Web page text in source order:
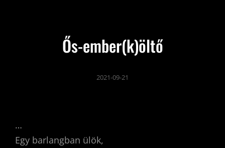
Ős-ember(k)öltő
2021-09-21
…
Egy barlangban ülök,